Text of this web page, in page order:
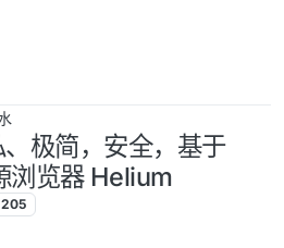
极简，安全，基于
浏览器 Helium
205